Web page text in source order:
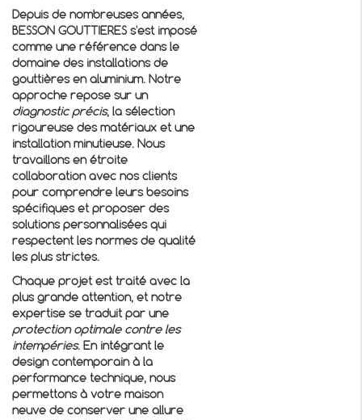
Depuis de nombreuses années,
BESSON GOUTTIERES s'est imposé
comme une référence dans le
domaine des installations de
gouttières en aluminium. Notre
approche repose sur un
diagnostic précis, la sélection
rigoureuse des matériaux et une
installation minutieuse. Nous
travaillons en étroite
collaboration avec nos clients
pour comprendre leurs besoins
spécifiques et proposer des
solutions personnalisées qui
respectent les normes de qualité
les plus strictes.
Chaque projet est traité avec la
plus grande attention, et notre
expertise se traduit par une
protection optimale contre les
intempéries. En intégrant le
design contemporain à la
performance technique, nous
permettons à votre maison
neuve de conserver une allure